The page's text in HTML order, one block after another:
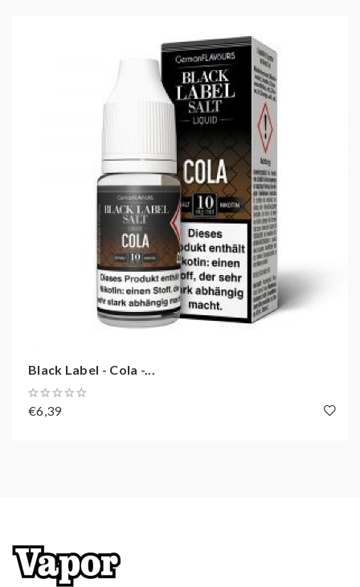
Black Label - Cola -...
€6,39